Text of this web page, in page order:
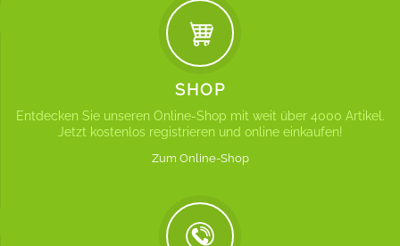
SHOP
Entdecken Sie unseren Online-Shop mit weit über 4000 Artikel.
Jetzt kostenlos registrieren und online einkaufen!
Zum Online-Shop